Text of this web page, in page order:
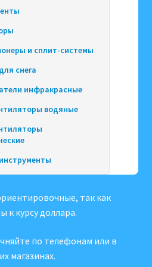
и сплит-системы
снега
инфракрасные
водяные
так как
к курсу доллара.
по телефонам или в
магазинах.